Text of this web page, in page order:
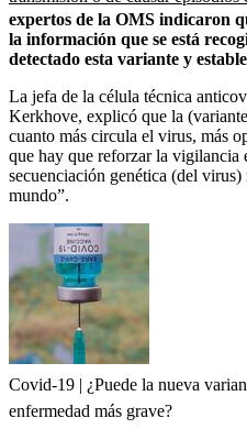
expertos de la OMS indicaron
la información que se está
detectado esta variante y
La jefa de la célula técnica
Kerkhove, explicó que la
cuanto más circula el virus, más
que hay que reforzar la vigilancia
secuenciación genética (del virus)
mundo”.
Covid-19 | ¿Puede la nueva
enfermedad más grave?